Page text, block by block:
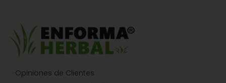
Opiniones de Clientes